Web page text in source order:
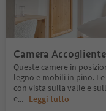
Camera
Queste camere in
legno e mobili in pino.
con vista sulla valle e
e... Leggi tutto